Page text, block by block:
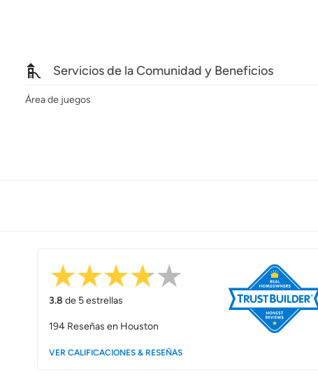
Servicios de la Comunidad y Beneficios
Área de juegos
3.8 de 5 estrellas
194 Reseñas en Houston
VER CALIFICACIONES & RESEÑAS